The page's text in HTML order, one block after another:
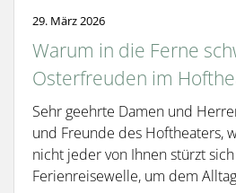
29. März 2026
Warum in die Ferne
Osterfreuden im
Sehr geehrte Damen und
und Freunde des Hoftheaters,
nicht jeder von Ihnen stürzt
Ferienreisewelle, um dem